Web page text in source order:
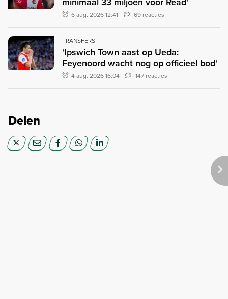
6 aug. 2026 12:41 69 reacties
TRANSFERS
'Ipswich Town aast op Ueda:
Feyenoord wacht nog op officieel bod'
4 aug. 2026 16:04 147 reacties
Delen